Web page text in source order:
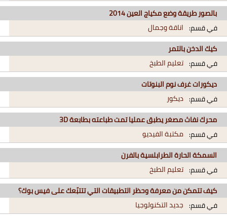
بالصور طريقة وضع مكياج العين 2014
في قسم: اناقة وجمال
كيك الدخن بالتمر
في قسم: تعليم الطبخ
ديكورات غرف نوم البنوتات
في قسم: ديكور
محرك نفاث مصغر يطبق عمليا تمت طباعته بطابعة 3D
في قسم: مكتبة الفيديو
السمكة الحارة الطرابلسية بالفرن
في قسم: تعليم الطبخ
كيف تتمكن من معرفة وحظر التطبيقات التي تتتبّعك على فيس بوك؟
في قسم: جديد التكنولوجيا